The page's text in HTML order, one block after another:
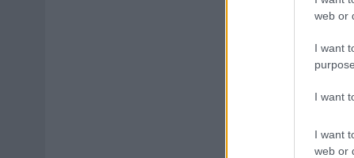
web or
I want
I want
I want
web or